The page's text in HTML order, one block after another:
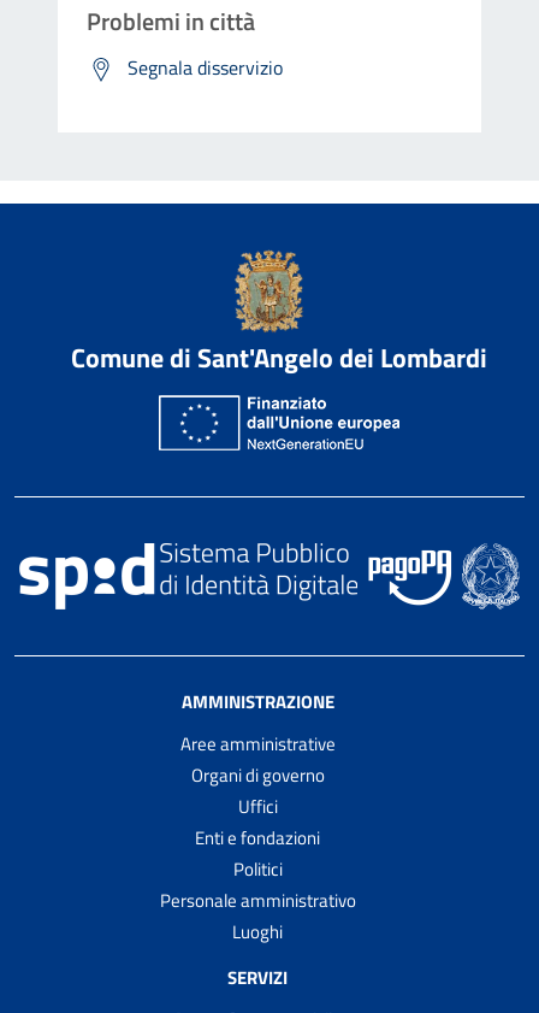
Problemi in città
Segnala disservizio
Comune di Sant'Angelo dei Lombardi
AMMINISTRAZIONE
Aree amministrative
Organi di governo
Uffici
Enti e fondazioni
Politici
Personale amministrativo
Luoghi
SERVIZI